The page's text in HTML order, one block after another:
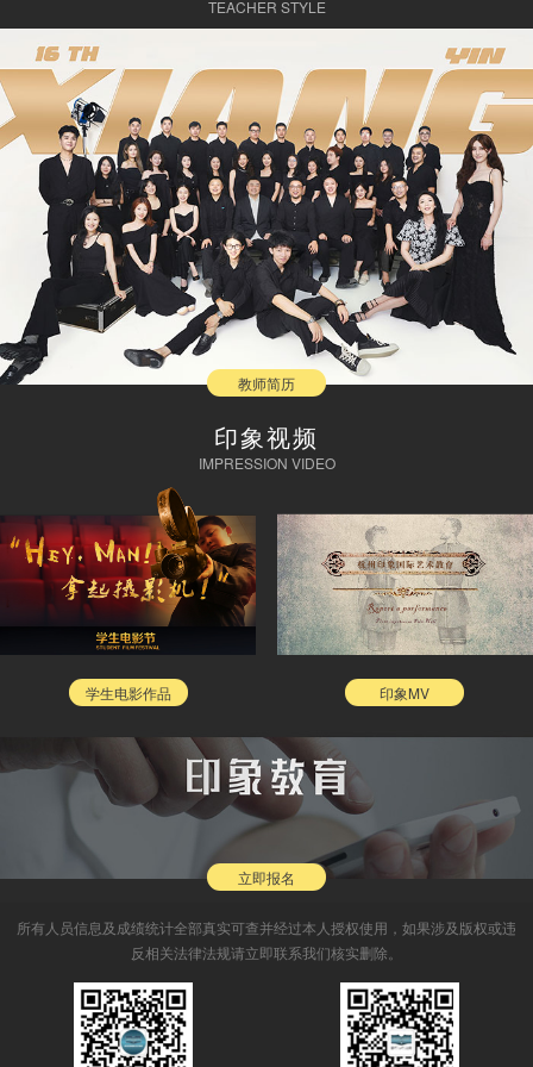
TEACHER STYLE
教师简历
印象视频
IMPRESSION VIDEO
学生电影作品 印象MV
立即报名
所有人员信息及成绩统计全部真实可查并经过本人授权使用，如果涉及版权或违
反相关法律法规请立即联系我们核实删除。